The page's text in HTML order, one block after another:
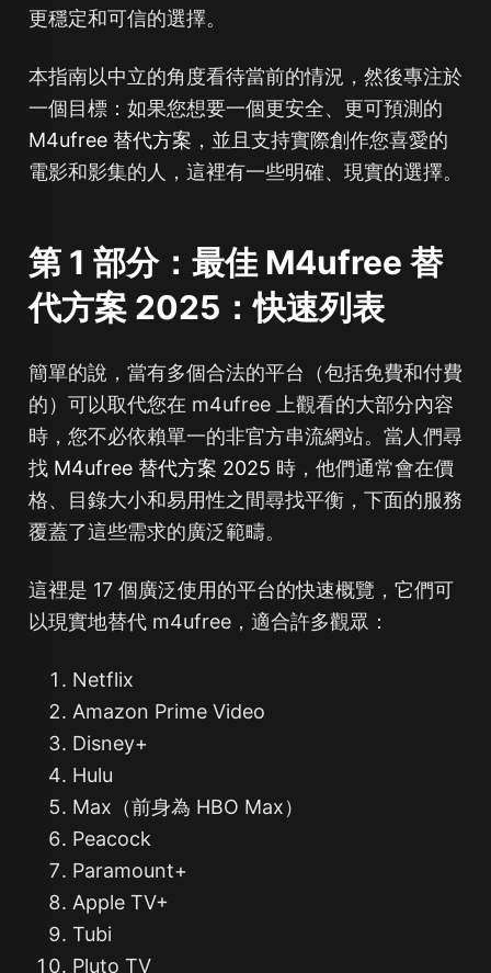
更穩定和可信的選擇。
本指南以中立的角度看待當前的情況，然後專注於
一個目標：如果您想要一個更安全、更可預測的
M4ufree 替代方案 ，並且支持實際創作您喜愛的
電影和影集的人，這裡有一些明確、現實的選擇。
第 1 部分：最佳 M4ufree 替
代方案 2025：快速列表
簡單的說，當有多個合法的平台（包括免費和付費
的）可以取代您在 m4ufree 上觀看的大部分內容
時，您不必依賴單一的非官方串流網站。當人們尋
找 M4ufree 替代方案 2025 時，他們通常會在價
格、目錄大小和易用性之間尋找平衡，下面的服務
覆蓋了這些需求的廣泛範疇。
這裡是 17 個廣泛使用的平台的快速概覽，它們可
以現實地替代 m4ufree，適合許多觀眾：
Netflix
Amazon Prime Video
Disney+
Hulu
Max（前身為 HBO Max）
Peacock
Paramount+
Apple TV+
Tubi
Pluto TV